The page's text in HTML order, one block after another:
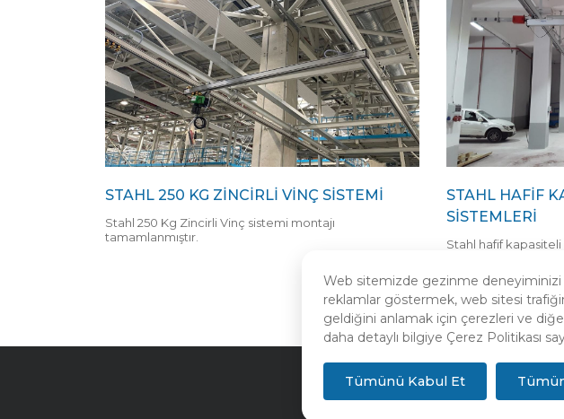
Web sitemizde gezinme deneyiminizi
reklamlar göstermek, web sitesi
geldiğini anlamak için çerezleri ve
daha detaylı bilgiye Çerez Politikası
Tümünü Kabul Et
STAHL 250 KG ZINCIRLI VINÇ SISTEMI
Stahl 250 Kg Zincirli Vinç sistemi montajı
tamamlanmıştır.
STAHL HAFİF
SİSTEMLERİ
Stahl hafif
Site Haritası